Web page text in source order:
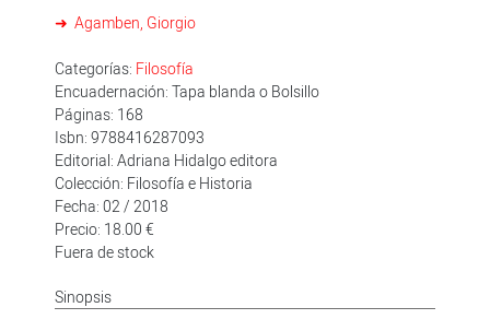
Agamben, Giorgio
Categorías: Filosofía
Encuadernación: Tapa blanda o Bolsillo
Páginas: 168
Isbn: 9788416287093
Editorial: Adriana Hidalgo editora
Colección: Filosofía e Historia
Fecha: 02 / 2018
Precio: 18.00 €
Fuera de stock
Sinopsis